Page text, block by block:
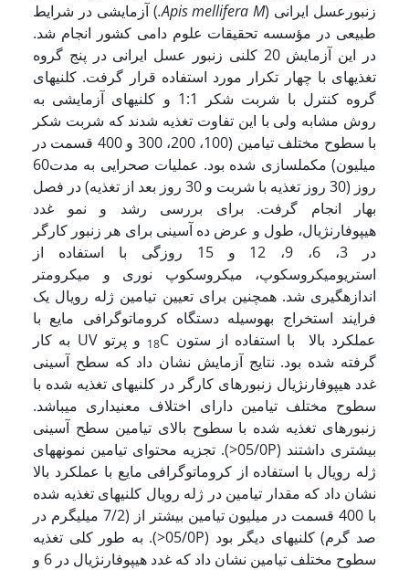
زنبورعسل ایرانی (
Apis mellifera M.
) آزمایشی در شرایط
طبیعی در مؤسسه تحقیقات علوم دامی کشور انجام شد.
در این آزمایش 20 کلنی زنبور عسل ایرانی در پنج گروه
تغذیه­ای با چهار تکرار مورد استفاده قرار گرفت. کلنی­های
گروه کنترل با شربت شکر 1:1 و کلنی­های آزمایشی به
روش مشابه ولی با این تفاوت تغذیه شدند که شربت شکر
با سطوح مختلف تیامین (100، 200، 300 و 400 قسمت در
میلیون) مکمل­سازی شده بود. عملیات صحرایی به مدت60
روز (30 روز تغذیه با شربت و 30 روز بعد از تغذیه) در فصل
بهار انجام گرفت. برای بررسی رشد و نمو غدد
هیپوفارنژیال، طول و عرض ده آسینی برای هر زنبور کارگر
در 3، 6، 9، 12 و 15 روزگی با استفاده از
استریومیکروسکوپ، میکروسکوپ نوری و میکرومتر
اندازه­گیری شد. همچنین برای تعیین تیامین ژله رویال یک
فرایند استخراج به­وسیله دستگاه کروماتوگرافی مایع با
عملکرد بالا با استفاده از ستون
18
C و پرتو UV به کار
گرفته شده بود. نتایج آزمایش نشان داد که سطح آسینی
غدد هیپوفارنژیال زنبورهای کارگر در کلنی­های تغذیه شده با
سطوح مختلف تیامین دارای اختلاف معنی­داری می­باشد.
زنبورهای تغذیه شده با سطوح بالای تیامین سطح آسینی
بیشتری داشتند (05/0P<). تجزیه محتوای تیامین نمونه­های
ژله رویال با استفاده از کروماتوگرافی مایع با عملکرد بالا
نشان داد که مقدار تیامین در ژله رویال کلنی­های تغذیه شده
با 400 قسمت در میلیون تیامین بیشتر از (7/2 میلی­گرم در
صد گرم) کلنی­های دیگر بود (05/0P<). به طور کلی تغذیه
سطوح مختلف تیامین نشان داد که غدد هیپوفارنژیال در 6 و